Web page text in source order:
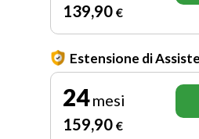
139,90 €
Estensione di
24mesi
159,90 €